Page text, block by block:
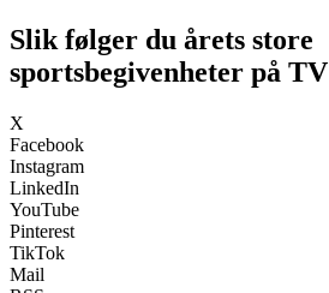
Slik følger du årets store
sportsbegivenheter på TV
X
Facebook
Instagram
LinkedIn
YouTube
Pinterest
TikTok
Mail